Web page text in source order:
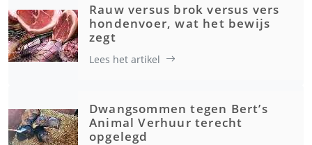
Rauw versus brok versus vers
hondenvoer, wat het bewijs
zegt
Lees het artikel
Dwangsommen tegen Bert’s
Animal Verhuur terecht
opgelegd